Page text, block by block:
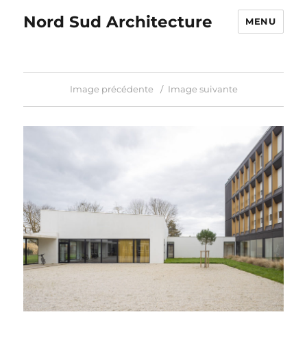
Nord Sud Architecture MENU
Image précédente Image suivante